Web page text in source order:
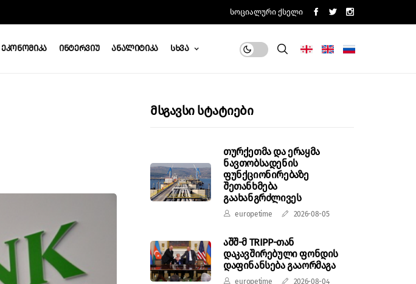
Სოციალური Ქსელი
Ეკონომიკა Ინტერვიუ Ანალიტიკა Სხვა
Მსგავსი Სტატიები
თურქეთმა და ერაყმა
ნავთობსადენის
ფუნქციონირებაზე
შეთანხმება
გაახანგრძლივეს
europetime 2026-08-05
აშშ-მ TRIPP-თან
დაკავშირებული ფონდის
დაფინანსება გააორმაგა
europetime 2026-08-04